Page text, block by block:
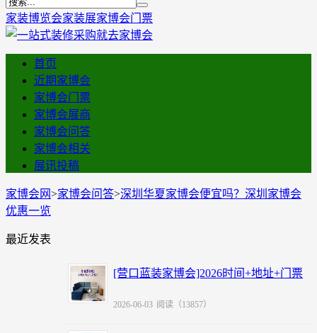
家装博览会家装展家博会门票
首页
近期家博会
家博会门票
家博会展商
家博会问答
家博会相关
展讯投稿
家博会网>家博会问答>深圳华夏家博会便宜吗？深圳家博会
优惠一览
最近发表
[营口蓝装家博会]2026时间+地址+门票
2026-06-03 阅读（13857）